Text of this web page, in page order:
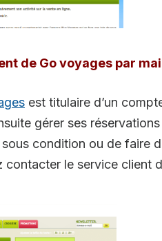
de Go voyages par
est titulaire d’un
gérer ses
sous condition ou de faire
le service client